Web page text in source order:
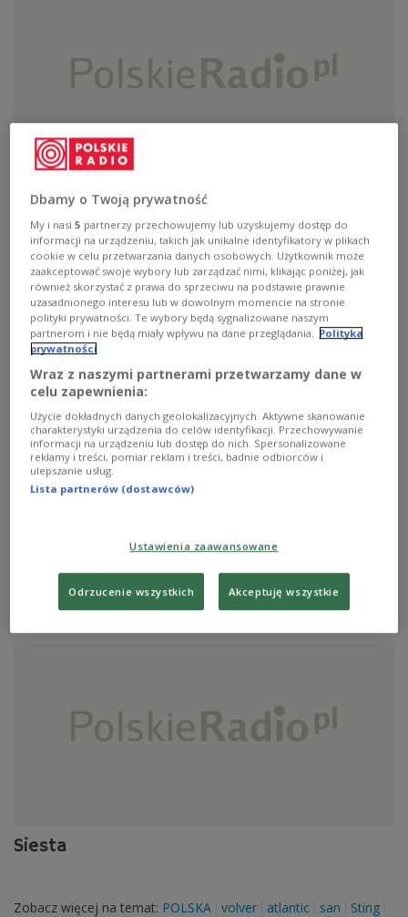
Siesta
Zobacz więcej na temat:Herbie Hancock house Jazz
Kamerun Kanada sony van
Metheny i roboty
W tym tygodniu orkiestra robotów, młodzi idą śladami
Komedy, Kułakowski wielbi Naturę, a Freudowie tworzą
Monstrum.
Zobacz więcej na temat:POLSKA Krzysztof Komeda
Warszawa tata
Siesta
Zobacz więcej na temat: POLSKA volver atlantic san Sting
Dbamy o Twoją prywatność
My i nasi5 partnerzy przechowujemy lub uzyskujemy dostęp do
informacji na urządzeniu, takich jak unikalne identyfikatory w plikach
cookie w celu przetwarzania danych osobowych. Użytkownik może
zaakceptować swoje wybory lub zarządzać nimi, klikając poniżej, jak
również skorzystać z prawa do sprzeciwu na podstawie prawnie
uzasadnionego interesu lub w dowolnym momencie na stronie
polityki prywatności. Te wybory będą sygnalizowane naszym
partnerom i nie będą miały wpływu na dane przeglądania.
Polityka
prywatności
Wraz z naszymi partnerami przetwarzamy dane w
celu zapewnienia:
Użycie dokładnych danych geolokalizacyjnych. Aktywne skanowanie
charakterystyki urządzenia do celów identyfikacji. Przechowywanie
informacji na urządzeniu lub dostęp do nich. Spersonalizowane
reklamy i treści, pomiar reklam i treści, badnie odbiorców i
ulepszanie usług.
Lista partnerów (dostawców)
Ustawienia zaawansowane
Odrzucenie wszystkich Akceptuję wszystkie